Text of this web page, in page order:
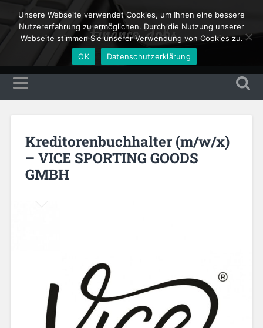
Finance Jobs
Kreditorenbuchhalter (m/w/x)
– VICE SPORTING GOODS
GMBH
Unsere Webseite verwendet Cookies, um Ihnen eine bessere
Nutzererfahrung zu ermöglichen. Durch die Nutzung unserer
Webseite stimmen Sie unserer Verwendung von Cookies zu.
OK
Datenschutzerklärung